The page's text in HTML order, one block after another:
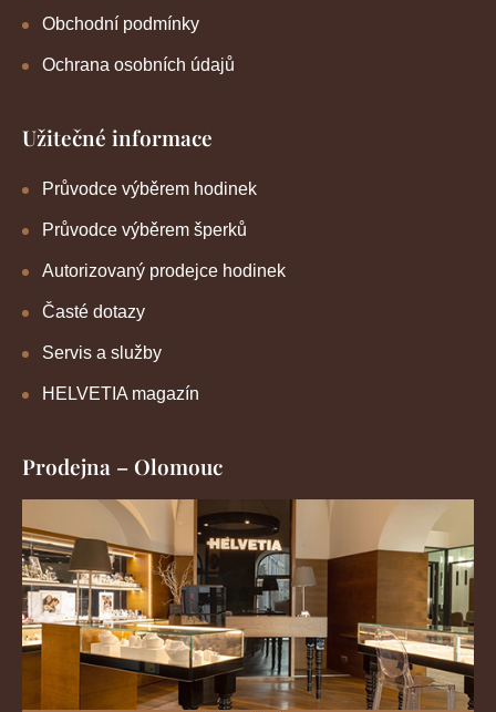
Obchodní podmínky
Ochrana osobních údajů
Užitečné informace
Průvodce výběrem hodinek
Průvodce výběrem šperků
Autorizovaný prodejce hodinek
Časté dotazy
Servis a služby
HELVETIA magazín
Prodejna – Olomouc